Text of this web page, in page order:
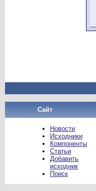
Сайт
Новости
Исходники
Компоненты
Статьи
Добавить
исходник
Поиск